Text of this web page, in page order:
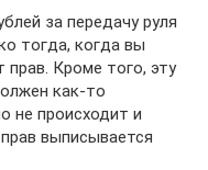
за передачу руля
тогда, когда вы
прав. Кроме того, эту
как-то
не происходит и
выписывается